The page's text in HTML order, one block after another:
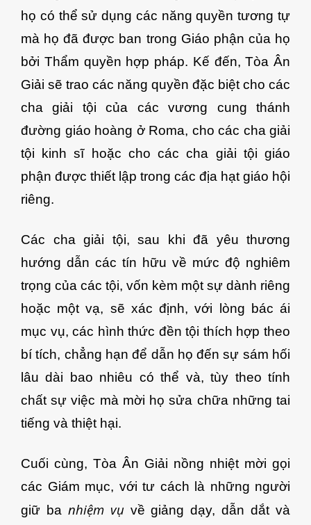
họ có thể sử dụng các năng quyền tương tự
mà họ đã được ban trong Giáo phận của họ
bởi Thẩm quyền hợp pháp. Kế đến, Tòa Ân
Giải sẽ trao các năng quyền đặc biệt cho các
cha giải tội của các vương cung thánh
đường giáo hoàng ở Roma, cho các cha giải
tội kinh sĩ hoặc cho các cha giải tội giáo
phận được thiết lập trong các địa hạt giáo hội
riêng.
Các cha giải tội, sau khi đã yêu thương
hướng dẫn các tín hữu về mức độ nghiêm
trọng của các tội, vốn kèm một sự dành riêng
hoặc một vạ, sẽ xác định, với lòng bác ái
mục vụ, các hình thức đền tội thích hợp theo
bí tích, chẳng hạn để dẫn họ đến sự sám hối
lâu dài bao nhiêu có thể và, tùy theo tính
chất sự việc mà mời họ sửa chữa những tai
tiếng và thiệt hại.
Cuối cùng, Tòa Ân Giải nồng nhiệt mời gọi
các Giám mục, với tư cách là những người
giữ ba nhiệm vụ về giảng dạy, dẫn dắt và